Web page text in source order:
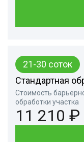
21-30 соток
Стандартная
Стоимость
обработки участка
11 210 ₽